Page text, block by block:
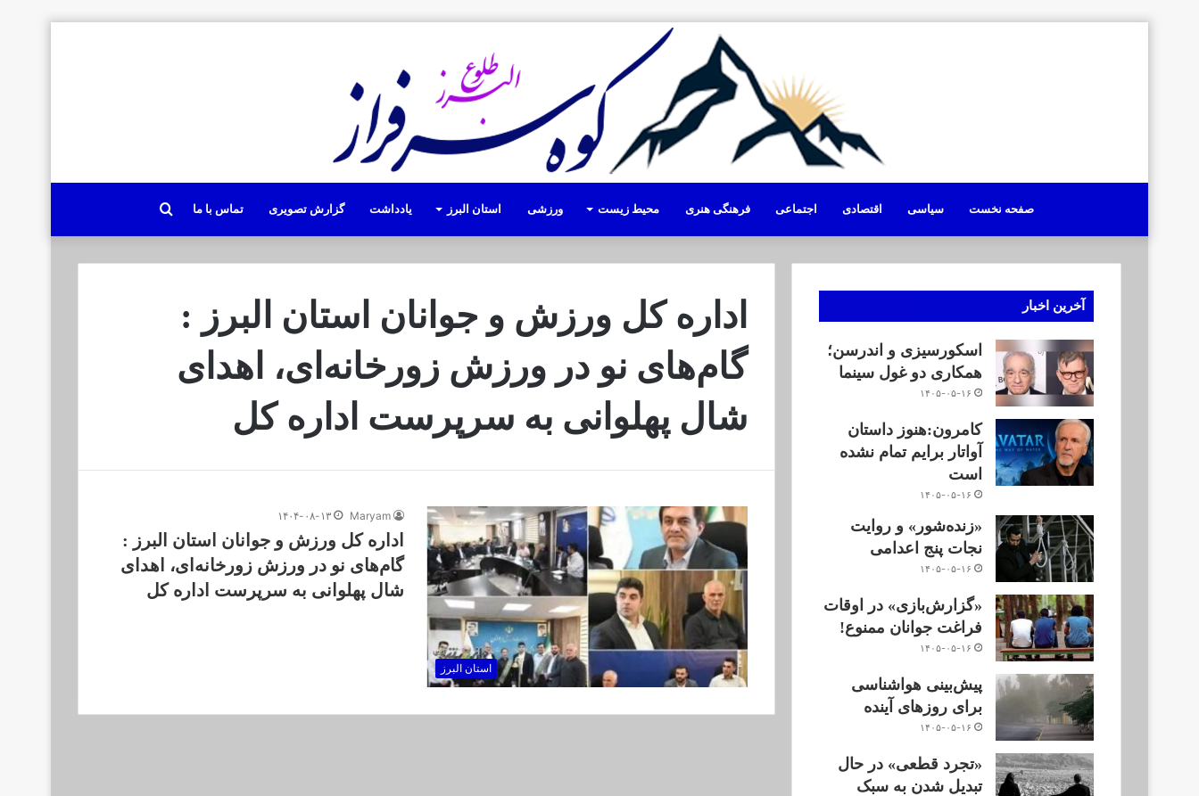
صفحه نخست سیاسی اقتصادی اجتماعی فرهنگی هنری محیط زیست ورزشی استان البرز یادداشت گزارش تصویری تماس با ما جستجو
برای
اداره کل ورزش و جوانان استان البرز :
گام‌های نو در ورزش زورخانه‌ای، اهدای
شال پهلوانی به سرپرست اداره کل
استان البرز
Maryam ۱۴۰۴-۰۸-۱۳
اداره کل ورزش و جوانان استان البرز :
گام‌های نو در ورزش زورخانه‌ای، اهدای
شال پهلوانی به سرپرست اداره کل
آخرین اخبار
اسکورسیزی و اندرسن؛
همکاری دو غول سینما
۱۴۰۵-۰۵-۱۶
کامرون:هنوز داستان
آواتار برایم تمام نشده
است
۱۴۰۵-۰۵-۱۶
«زنده‌شور» و روایت
نجات پنج اعدامی
۱۴۰۵-۰۵-۱۶
«گزارش‌بازی» در اوقات
فراغت جوانان ممنوع!
۱۴۰۵-۰۵-۱۶
پیش‌بینی هواشناسی
برای روزهای آینده
۱۴۰۵-۰۵-۱۶
«تجرد قطعی» در حال
تبدیل شدن به سبک